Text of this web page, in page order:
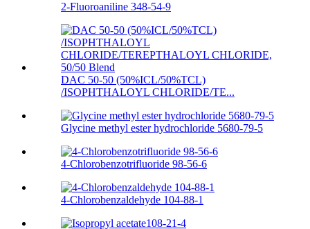
2-Fluoroaniline 348-54-9
DAC 50-50 (50%ICL/50%TCL)
/ISOPHTHALOYL CHLORIDE/TE...
Glycine methyl ester hydrochloride 5680-79-5
4-Chlorobenzotrifluoride 98-56-6
4-Chlorobenzaldehyde 104-88-1